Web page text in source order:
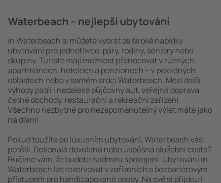
Waterbeach – nejlepší ubytování
in Waterbeach si můžete vybrat ze široké nabídky
ubytování pro jednotlivce, páry, rodiny, seniory nebo
skupiny. Turisté mají možnost přenocovat v různých
apartmánech, hotelech a penzionech – v poklidných
oblastech nebo v samém srdci Waterbeach. Mezi další
výhody patří i nedaleké půjčovny aut, veřejná doprava,
četné obchody, restaurační a rekreační zařízení.
Všechno nezbytné pro nezapomenutelný výlet máte jako
na dlani!
Pokud toužíte po luxusním ubytování, Waterbeach vás
potěší. Dokonalá dovolená nebo úspěšná služební cesta?
Ručíme vám, že budete nadmíru spokojeni. Ubytování in
Waterbeach lze rezervovat v zařízeních s bezbariérovým
přístupem pro handicapované osoby. Na své si přijdou i